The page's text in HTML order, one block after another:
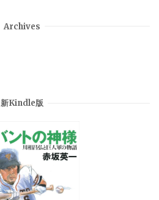
Archives
新Kindle版